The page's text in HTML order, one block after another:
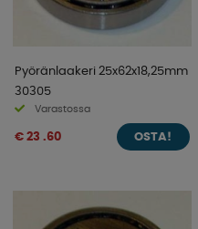
Pyöränlaakeri 25x62x18,25mm
30305
Varastossa
€ 23 .60 OSTA!